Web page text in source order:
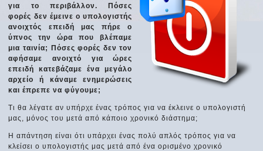
για το περιβάλλον. Πόσες
φορές δεν έμεινε ο υπολογιστής
ανοιχτός επειδή μας πήρε ο
ύπνος την ώρα που βλέπαμε
μια ταινία; Πόσες φορές δεν τον
αφήσαμε ανοιχτό για ώρες
επειδή κατεβάζαμε ένα μεγάλο
αρχείο ή κάναμε ενημερώσεις
και έπρεπε να φύγουμε;
Τι θα λέγατε αν υπήρχε ένας τρόπος για να έκλεινε ο υπολογιστή
μας, μόνος του μετά από κάποιο χρονικό διάστημα;
Η απάντηση είναι ότι υπάρχει ένας πολύ απλός τρόπος για να
κλείσει ο υπολογιστής μας μετά από ένα ορισμένο χρονικό